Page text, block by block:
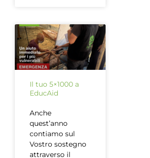
Il tuo 5×1000 a
EducAid
Anche
quest’anno
contiamo sul
Vostro sostegno
attraverso il